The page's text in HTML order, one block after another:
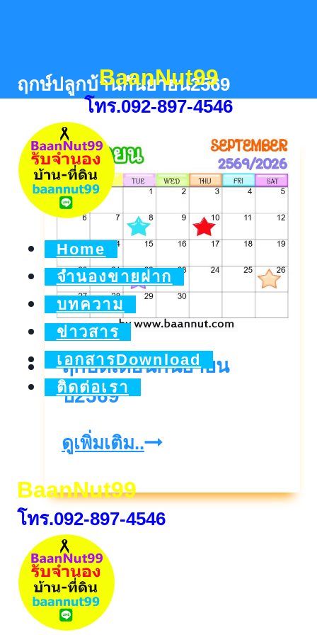
content
BaanNut99
โทร.092-897-4546
Home
จำนองขายฝาก
บทความ
ข่าวสาร
เอกสารDownload
ติดต่อเรา
BaanNut99
โทร.092-897-4546
ฤกษ์ปลูกบ้านกันยายน2569
ฤกษ์ดีเดือนกันยายน
ปี2569
ดูเพิ่มเติม..ฤกษ์
เดือน
กันยายน